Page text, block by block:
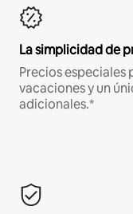
La simplicidad de
Precios especiales
vacaciones y un
adicionales.*